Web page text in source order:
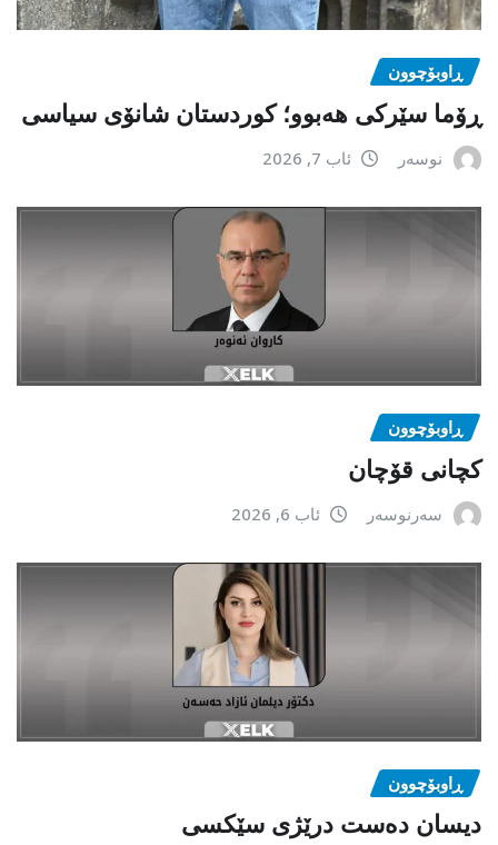
ڕاوبۆچوون
ڕۆما سێرکی هەبوو؛ کوردستان شانۆی سیاسی
نوسەر ئاب 7, 2026
ڕاوبۆچوون
کچانی قۆچان
سەرنوسەر ئاب 6, 2026
ڕاوبۆچوون
دیسان دەست درێژی سێکسی